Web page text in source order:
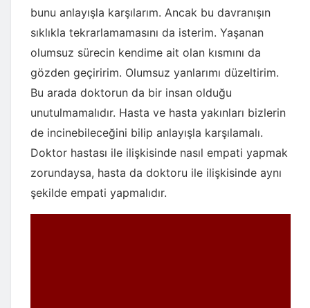
bunu anlayışla karşılarım. Ancak bu davranışın
sıklıkla tekrarlamamasını da isterim. Yaşanan
olumsuz sürecin kendime ait olan kısmını da
gözden geçiririm. Olumsuz yanlarımı düzeltirim.
Bu arada doktorun da bir insan olduğu
unutulmamalıdır. Hasta ve hasta yakınları bizlerin
de incinebileceğini bilip anlayışla karşılamalı.
Doktor hastası ile ilişkisinde nasıl empati yapmak
zorundaysa, hasta da doktoru ile ilişkisinde aynı
şekilde empati yapmalıdır.